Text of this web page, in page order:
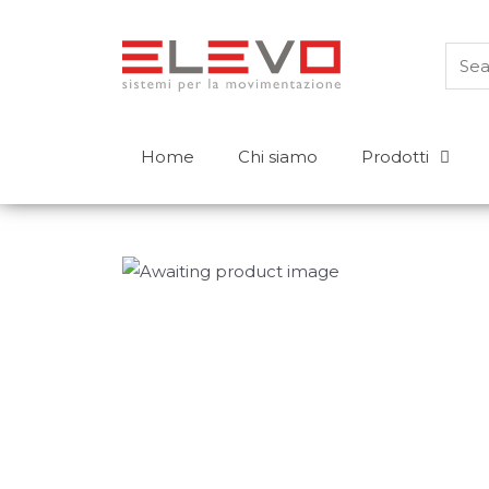
Home Chi siamo Prodotti
Carrelli controbilanciati